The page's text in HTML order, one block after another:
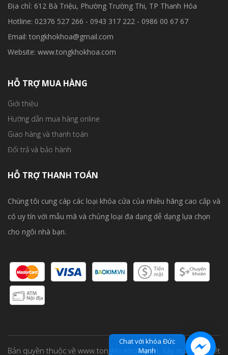
Địa chỉ: 612 Bà Triệu, Phường Trường Thi, TP Thanh Hóa
Hotline: 02376 527 266 - 0943 317 222 - 0986 00 67 67
Email: tongkhokhoa@gmail.com
Website: www.tongkhokhoa.com
HỖ TRỢ MUA HÀNG
Giới thiệu
Hưỡng dẫn mua hàng online
Giao hàng và thanh toán
Đổi trả và bảo hành
HỖ TRỢ THANH TOÁN
Chúng tôi cung cáp các loại khóa cửa của nhiều hãng cao cấp và
có uy tín với mẫu mã và chủng loại đa dạng dễ dạng lựa chọn
cho ngôi nhà bạn.
Bản quyền thuộc về www.tongkhokhoa.com. Xây dựng và thiết
Chat với khóa Đức
Mạnh